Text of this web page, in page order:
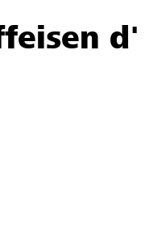
Raiffeisen
d'